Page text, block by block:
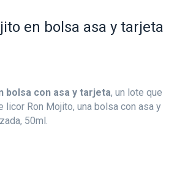
en bolsa asa y tarjeta
bolsa con asa y tarjeta, un lote que
licor Ron Mojito, una bolsa con asa y
50ml.